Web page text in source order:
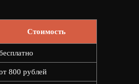
Стоимость
800 рублей